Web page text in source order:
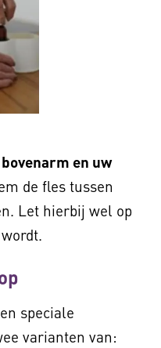
en uw
de fles tussen
Let hierbij wel op
speciale
varianten van: